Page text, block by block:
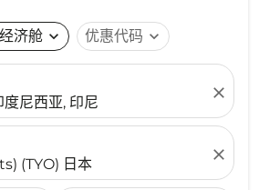
济舱 expand_more 优惠代码 expand_more
尼西亚, 印尼
close
(TYO) 日本
close